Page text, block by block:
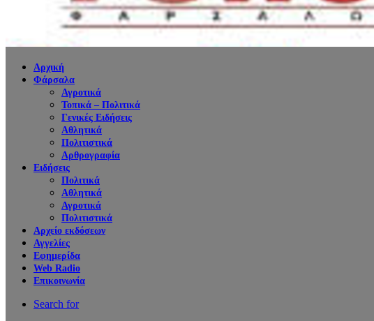
Αρχική
Φάρσαλα
Αγροτικά
Τοπικά – Πολιτικά
Γενικές Ειδήσεις
Αθλητικά
Πολιτιστικά
Αρθρογραφία
Ειδήσεις
Πολιτικά
Αθλητικά
Αγροτικά
Πολιτιστικά
Αρχείο εκδόσεων
Αγγελίες
Εφημερίδα
Web Radio
Επικοινωνία
Search for